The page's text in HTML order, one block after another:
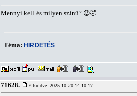
Mennyi kell és milyen színű? 😉🤣
Téma: HIRDETÉS
71628. Elküldve: 2025-10-20 14:10:17